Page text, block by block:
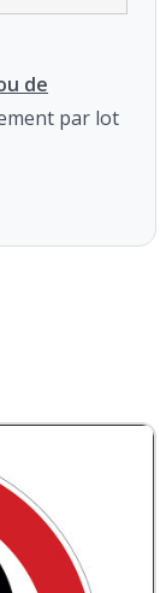
de
par lot